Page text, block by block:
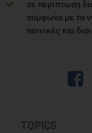
σε περίπτωση
σύμφωνα με το
ποινικές και
TOPICS